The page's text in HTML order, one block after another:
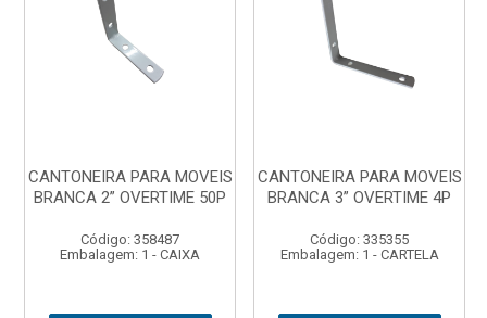
CANTONEIRA PARA MOVEIS
BRANCA 2” OVERTIME 50P
Código: 358487
Embalagem: 1 - CAIXA
CANTONEIRA PARA MOVEIS
BRANCA 3” OVERTIME 4P
Código: 335355
Embalagem: 1 - CARTELA